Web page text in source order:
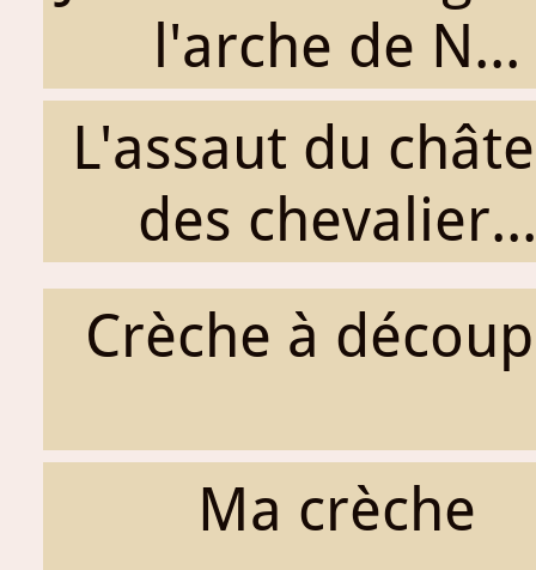
l'arche de N...
L'assaut du
des chevalier...
Crèche à
Ma crèche